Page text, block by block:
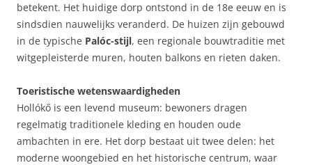
betekent. Het huidige dorp ontstond in de 18e eeuw en is
sindsdien nauwelijks veranderd. De huizen zijn gebouwd
in de typische Palóc-stijl, een regionale bouwtraditie met
witgepleisterde muren, houten balkons en rieten daken.
Toeristische wetenswaardigheden
Hollókő is een levend museum: bewoners dragen
regelmatig traditionele kleding en houden oude
ambachten in ere. Het dorp bestaat uit twee delen: het
moderne woongebied en het historische centrum, waar